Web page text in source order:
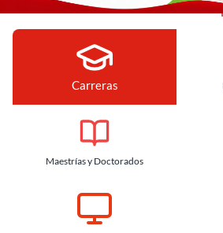
Carreras
Maestrías y Doctorados